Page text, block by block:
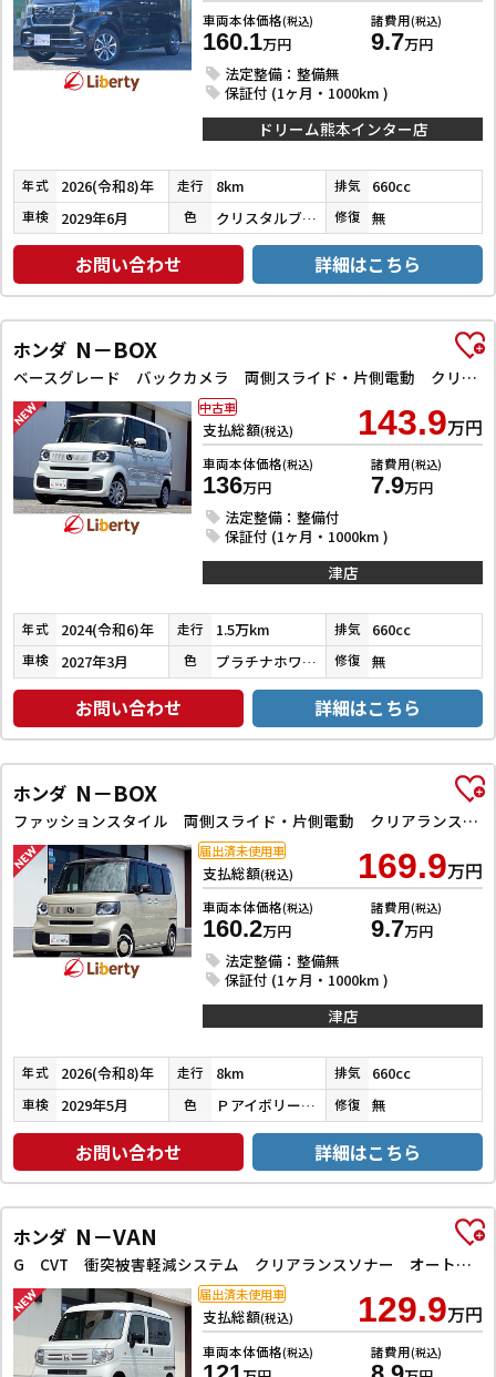
車両本体価格(税込)
160.1万円
諸費用(税込)
9.7万円
法定整備：整備無
保証付 (1ヶ月・1000km )
ドリーム熊本インター店
年式 2026(令和8)年 走行 8km 排気 660cc
車検 2029年6月 色 クリスタルブラックパール 修復 無
お問い合わせ 詳細はこちら
ホンダ N－BOX
ベースグレード バックカメラ 両側スライド・片側電動 クリアランスソナー オートクルーズコントロール レーンアシスト オートライト スマートキー アイドリングストップ 電動格納ミラー ベンチシート
支払総額(税込) 143.9万円
車両本体価格(税込)
136万円
諸費用(税込)
7.9万円
法定整備：整備付
保証付 (1ヶ月・1000km )
中古車
津店
年式 2024(令和6)年 走行 1.5万km 排気 660cc
車検 2027年3月 色 プラチナホワイトパール 修復 無
お問い合わせ 詳細はこちら
ホンダ N－BOX
ファッションスタイル 両側スライド・片側電動 クリアランスソナー オートクルーズコントロール レーンアシスト オートライト スマートキー アイドリングストップ 電動格納ミラー ベンチシート CVT ESC
支払総額(税込) 169.9万円
車両本体価格(税込)
160.2万円
諸費用(税込)
9.7万円
法定整備：整備無
保証付 (1ヶ月・1000km )
届出済未使用車
津店
年式 2026(令和8)年 走行 8km 排気 660cc
車検 2029年5月 色 ＰアイボリーＰⅡ／ＰＤＭＰ 修復 無
お問い合わせ 詳細はこちら
ホンダ N－VAN
G CVT 衝突被害軽減システム クリアランスソナー オートクルーズコントロール レーンアシスト 両側スライドドア アイドリングストップ オートライト ESC エアコン パワーウィンドウ
支払総額(税込) 129.9万円
車両本体価格(税込) 諸費用(税込)
届出済未使用車